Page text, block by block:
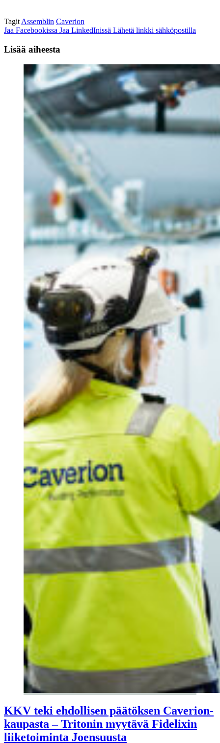
Tagit Assemblin Caverion
Jaa Facebookissa Jaa LinkedInissä Lähetä linkki sähköpostilla
Lisää aiheesta
KKV teki ehdollisen päätöksen Caverion-
kaupasta – Tritonin myytävä Fidelixin
liiketoiminta Joensuusta